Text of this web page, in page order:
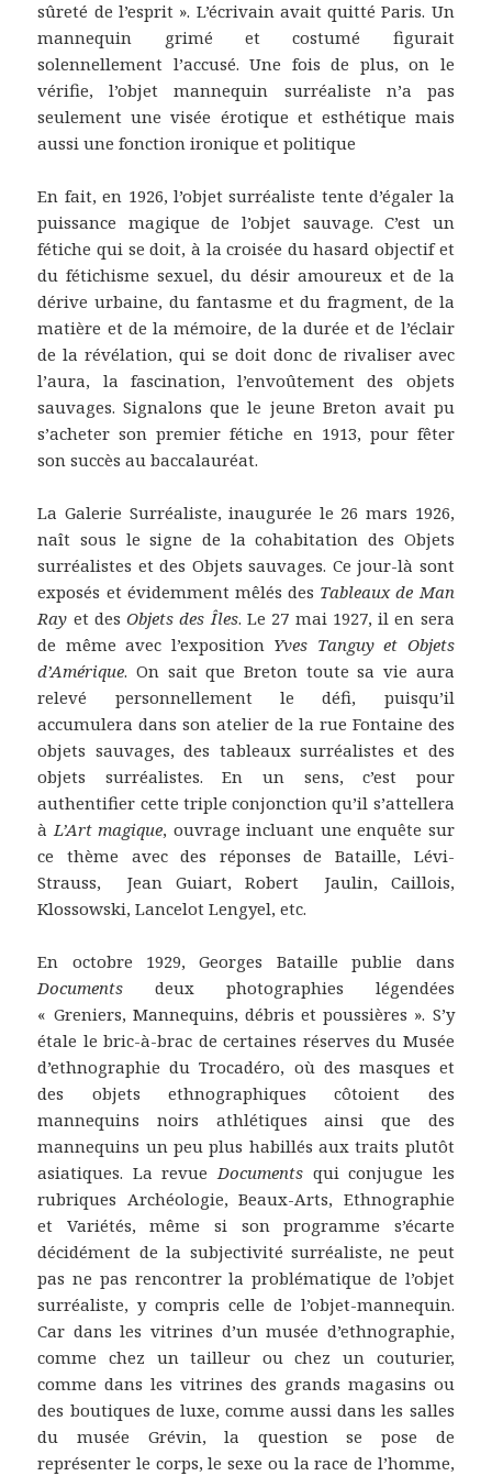
sûreté de l’esprit ». L’écrivain avait quitté Paris. Un
mannequin grimé et costumé figurait
solennellement l’accusé. Une fois de plus, on le
vérifie, l’objet mannequin surréaliste n’a pas
seulement une visée érotique et esthétique mais
aussi une fonction ironique et politique
En fait, en 1926, l’objet surréaliste tente d’égaler la
puissance magique de l’objet sauvage. C’est un
fétiche qui se doit, à la croisée du hasard objectif et
du fétichisme sexuel, du désir amoureux et de la
dérive urbaine, du fantasme et du fragment, de la
matière et de la mémoire, de la durée et de l’éclair
de la révélation, qui se doit donc de rivaliser avec
l’aura, la fascination, l’envoûtement des objets
sauvages. Signalons que le jeune Breton avait pu
s’acheter son premier fétiche en 1913, pour fêter
son succès au baccalauréat.
La Galerie Surréaliste, inaugurée le 26 mars 1926,
naît sous le signe de la cohabitation des Objets
surréalistes et des Objets sauvages. Ce jour-là sont
exposés et évidemment mêlés des Tableaux de Man
Ray et desObjets des Îles. Le 27 mai 1927, il en sera
de même avec l’exposition Yves Tanguy et Objets
d’Amérique. On sait que Breton toute sa vie aura
relevé personnellement le défi, puisqu’il
accumulera dans son atelier de la rue Fontaine des
objets sauvages, des tableaux surréalistes et des
objets surréalistes. En un sens, c’est pour
authentifier cette triple conjonction qu’il s’attellera
àL’Art magique, ouvrage incluant une enquête sur
ce thème avec des réponses de Bataille, Lévi-
Strauss, Jean Guiart, Robert Jaulin, Caillois,
Klossowski, Lancelot Lengyel, etc.
En octobre 1929, Georges Bataille publie dans
Documents deux photographies légendées
« Greniers, Mannequins, débris et poussières ». S’y
étale le bric-à-brac de certaines réserves du Musée
d’ethnographie du Trocadéro, où des masques et
des objets ethnographiques côtoient des
mannequins noirs athlétiques ainsi que des
mannequins un peu plus habillés aux traits plutôt
asiatiques. La revueDocuments qui conjugue les
rubriques Archéologie, Beaux-Arts, Ethnographie
et Variétés, même si son programme s’écarte
décidément de la subjectivité surréaliste, ne peut
pas ne pas rencontrer la problématique de l’objet
surréaliste, y compris celle de l’objet-mannequin.
Car dans les vitrines d’un musée d’ethnographie,
comme chez un tailleur ou chez un couturier,
comme dans les vitrines des grands magasins ou
des boutiques de luxe, comme aussi dans les salles
du musée Grévin, la question se pose de
représenter le corps, le sexe ou la race de l’homme,